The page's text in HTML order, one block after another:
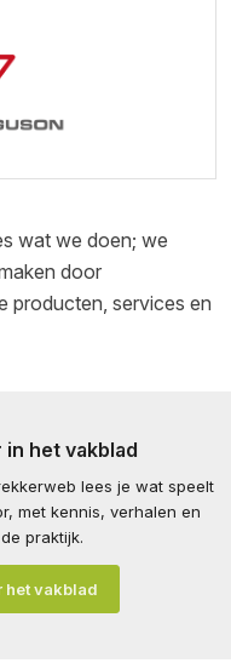
wat we doen; we
door
producten, services en
in het vakblad
lees je wat speelt
met kennis, verhalen en
praktijk.
het vakblad